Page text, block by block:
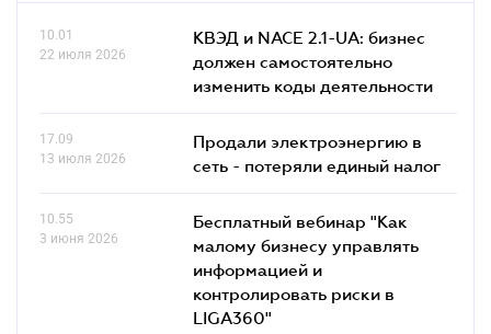
10.01
22 июля 2026
КВЭД и NACE 2.1-UA: бизнес
должен самостоятельно
изменить коды деятельности
17.09
13 июля 2026
Продали электроэнергию в
сеть - потеряли единый налог
10.55
3 июня 2026
Бесплатный вебинар "Как
малому бизнесу управлять
информацией и
контролировать риски в
LIGA360"